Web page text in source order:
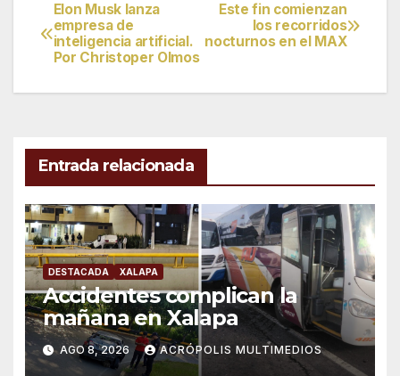
Navegación
de
entradas
Este fin comienzan
los recorridos
nocturnos en el MAX
Elon Musk lanza
empresa de
inteligencia artificial.
Por Christoper Olmos
Entrada relacionada
DESTACADA XALAPA
Accidentes complican la
mañana en Xalapa
AGO 8, 2026 ACRÓPOLIS MULTIMEDIOS